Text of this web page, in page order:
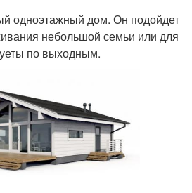
одноэтажный дом. Он подойдет
небольшой семьи или для
по выходным.